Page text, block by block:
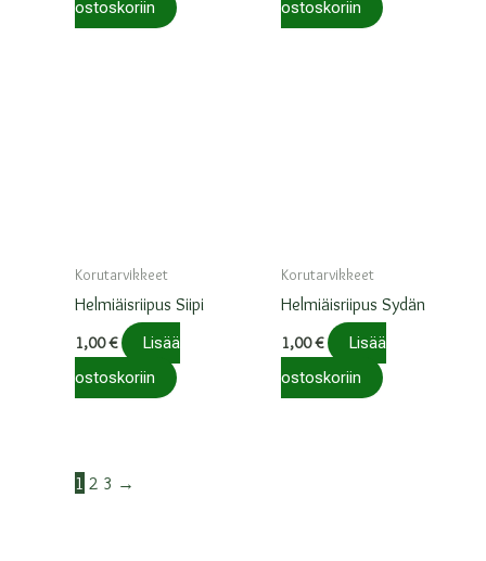
ostoskoriin
ostoskoriin
Korutarvikkeet
Helmiäisriipus Siipi
1,00€
Lisää
ostoskoriin
Korutarvikkeet
Helmiäisriipus Sydän
1,00€
Lisää
ostoskoriin
1 2 3 →